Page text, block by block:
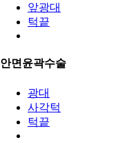
앞광대
턱끝
안면윤곽수술
광대
사각턱
턱끝